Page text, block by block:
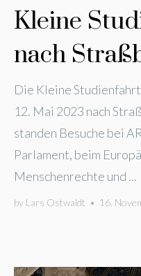
Kleine
nach
Die Kleine
12. Mai 2023 nach
standen Besuche bei
Parlament, beim
Menschenrechte und ...
by Lars Ostwaldt • 16.